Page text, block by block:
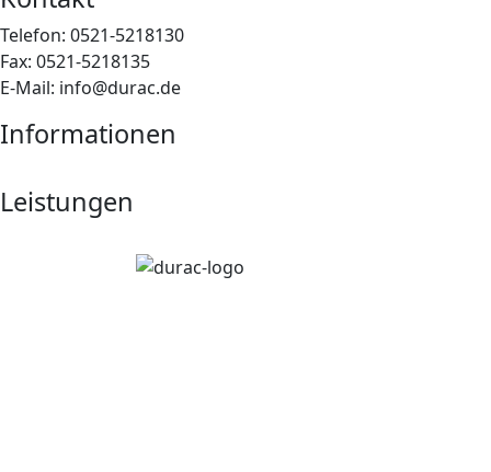
Telefon: 0521-5218130
Fax: 0521-5218135
E-Mail: info@durac.de
Informationen
Leistungen